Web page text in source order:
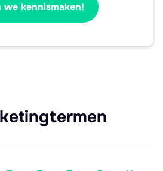
we kennismaken!